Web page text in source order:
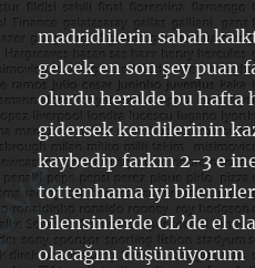
madridlilerin sabah
gelcek en son şey puan
olurdu heralde bu hafta
gidersek kendilerinin
kaybedip farkın 2-3 e
tottenhama iyi bilenirler
bilensinlerde CL’de el
olacağını düşünüyorum